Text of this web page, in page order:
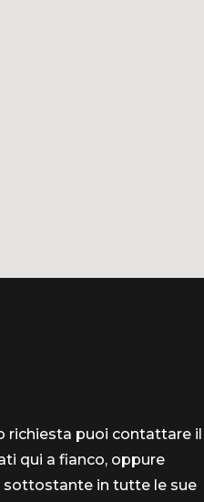
richiesta puoi contattare il
qui a fianco, oppure
in tutte le sue